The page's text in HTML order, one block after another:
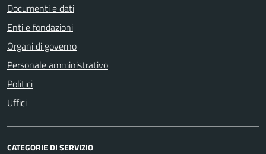
Documenti e dati
Enti e fondazioni
Organi di governo
Personale amministrativo
Politici
Uffici
CATEGORIE DI SERVIZIO